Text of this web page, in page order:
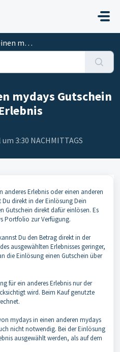
anderes Erlebnis ...
mydays Gutschein
3:30 NACHMITTAGS
anderes Erlebnis oder einen anderen
direkt in der Einlösung Dein
Gutschein direkt dafür einlösen. Es
Portfolio zur Verfügung.
Du den Betrag direkt in der
ausgewählten Erlebnisses geringer,
die Einlösung einen Gutschein über
für ein anderes Erlebnis nur der
wird. Beim Kauf genutzte
mydays in einen anderen mydays
nicht notwendig. Bei der Einlösung
ausgewählt werden, als auf dem